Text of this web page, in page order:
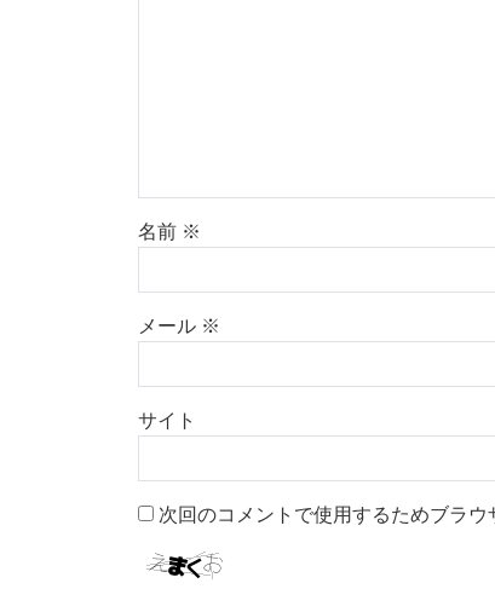
名前 ※
メール ※
サイト
次回のコメントで使用するためブラ